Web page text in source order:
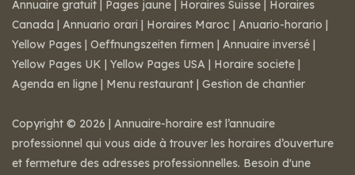
Annuaire gratuit | Pages jaune | Horaires Suisse | Horaires
Canada | Annuario orari | Horaires Maroc | Anuario-horario |
Yellow Pages | Oeffnungszeiten firmen | Annuaire inversé |
Yellow Pages UK | Yellow Pages USA | Horaire societe |
Agenda en ligne | Menu restaurant | Gestion de chantier
Copyright © 2026 | Annuaire-horaire est l’annuaire
professionnel qui vous aide à trouver les horaires d’ouverture
et fermeture des adresses professionnelles. Besoin d'une